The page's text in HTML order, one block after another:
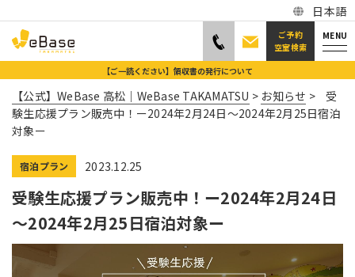
日本語
MENU
ご予約
空室検索
【ご一読ください】領収書の発行について
【公式】WeBase 高松｜WeBase TAKAMATSU > お知らせ >
受
験生応援プラン販売中！ー2024年2月24日～2024年2月25日宿泊
対象ー
宿泊プラン 2023.12.25
受験生応援プラン販売中！ー2024年2月24日
～2024年2月25日宿泊対象ー